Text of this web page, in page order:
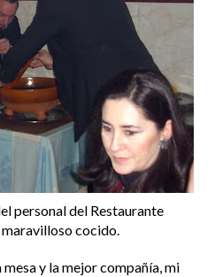
personal del Restaurante
cocido.
mesa y la mejor compañía, mi